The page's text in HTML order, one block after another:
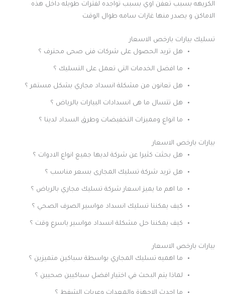
الكريهه بسبب تعفن اوي بسبب تواجده لفترات طويله داخل هذه
الاماكن و يصدر منها غازات سامه طوال الوقت
تسليك بيارات بارخص الاسعار
هل تريد الحصول على شركات فنى صحى محترف ؟
ما افضل الخدمات التي تعمل على التسليك ؟
هل تعانون من مشكلة انسداد مجاري بشكل مستمر ؟
هل تتسال ما هى انسدادات البيارات بالرياض ؟
ما انواع ومميزات التخفيضات وطرق السداد لدينا ؟
بيارات بارخص الاسعار
هل بحثت كثيرا عن شركة لديها جميع انواع الادوات ؟
هل تريد شركة تسليك المجارى بسعر مناسب ؟
ما اهم ما يميز اسعار شركة تسليك مجاري بالرياض ؟
كيف يمكننا تسليك انسداد مواسير الصرف الصحي ؟
كيف يمكننا حل مشكلة انسداد مواسير ياسرع وقت ؟
بيارات بارخص الاسعار
ما اهميه تسليك المجاري بواسطة سباكين متميزين ؟
لماذا يتم البحث في اختيار افضل سباكيين صحيين ؟